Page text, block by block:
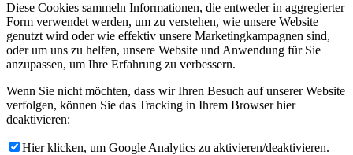
Diese Cookies sammeln Informationen, die entweder in aggregierter
Form verwendet werden, um zu verstehen, wie unsere Website
genutzt wird oder wie effektiv unsere Marketingkampagnen sind,
oder um uns zu helfen, unsere Website und Anwendung für Sie
anzupassen, um Ihre Erfahrung zu verbessern.
Wenn Sie nicht möchten, dass wir Ihren Besuch auf unserer Website
verfolgen, können Sie das Tracking in Ihrem Browser hier
deaktivieren:
Hier klicken, um Google Analytics zu aktivieren/deaktivieren.